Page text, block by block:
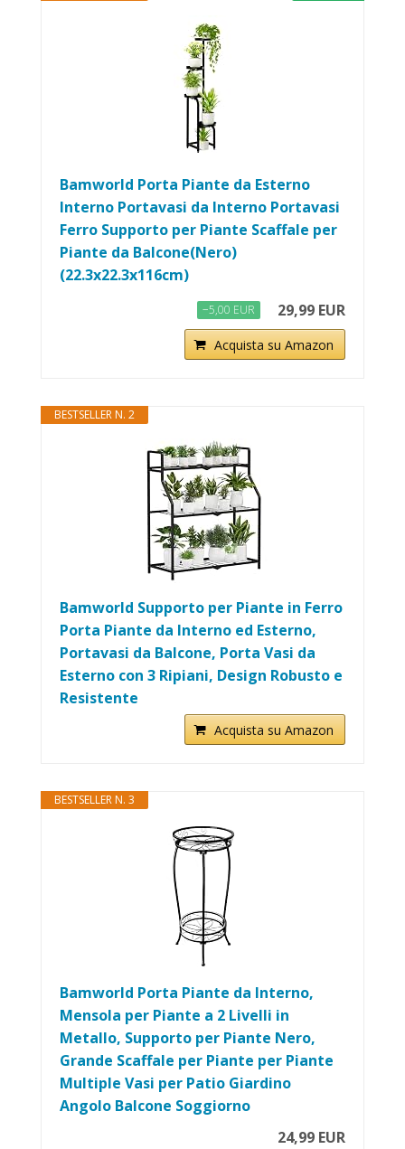
Bamworld Porta Piante da Esterno
Interno Portavasi da Interno Portavasi
Ferro Supporto per Piante Scaffale per
Piante da Balcone(Nero)
(22.3x22.3x116cm)
−5,00 EUR 29,99 EUR
Acquista su Amazon
BESTSELLER N. 2
Bamworld Supporto per Piante in Ferro
Porta Piante da Interno ed Esterno,
Portavasi da Balcone, Porta Vasi da
Esterno con 3 Ripiani, Design Robusto e
Resistente
Acquista su Amazon
BESTSELLER N. 3
Bamworld Porta Piante da Interno,
Mensola per Piante a 2 Livelli in
Metallo, Supporto per Piante Nero,
Grande Scaffale per Piante per Piante
Multiple Vasi per Patio Giardino
Angolo Balcone Soggiorno
24,99 EUR